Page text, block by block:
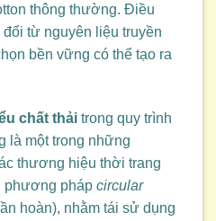
thông thường. Điều
từ nguyên liệu truyền
bền vững có thể tạo ra
chất thải trong quy trình
là một trong những
thương hiệu thời trang
phương pháp circular
hoàn), nhằm tái sử dụng